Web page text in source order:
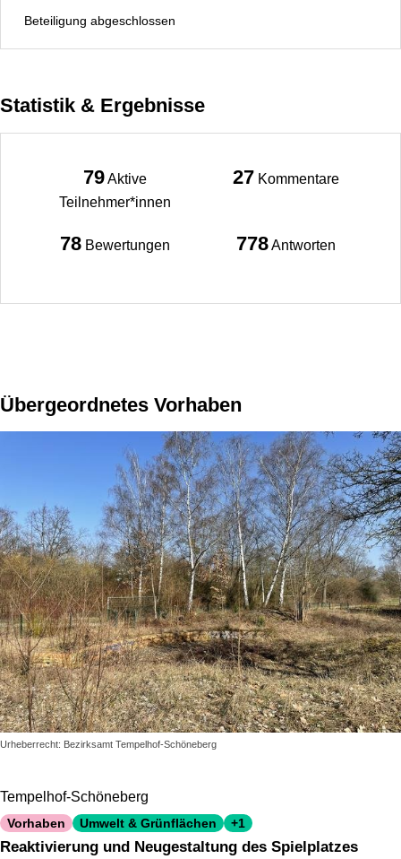
Beteiligung abgeschlossen
Statistik & Ergebnisse
79Aktive
Teilnehmer*innen
27 Kommentare
78 Bewertungen 778Antworten
Übergeordnetes Vorhaben
Urheberrecht: Bezirksamt Tempelhof-Schöneberg
Tempelhof-Schöneberg
Vorhaben Umwelt & Grünflächen +1
Reaktivierung und Neugestaltung des Spielplatzes